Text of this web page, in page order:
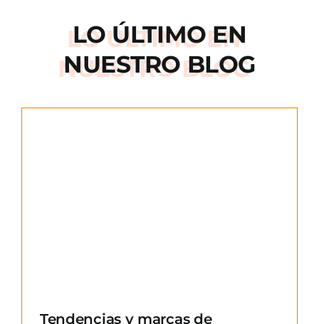
LO ÚLTIMO EN
NUESTRO BLOG
Tendencias y marcas de